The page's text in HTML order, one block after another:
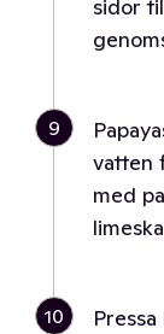
sidor
9
vatten
med
10